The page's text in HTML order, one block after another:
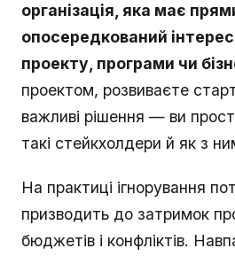
організація, яка має
опосередкований
проекту, програми чи
проектом, розвиваєте
важливі рішення — ви
такі стейкхолдери й як з
На практиці ігнорування
призводить до затримок
бюджетів і конфліктів.